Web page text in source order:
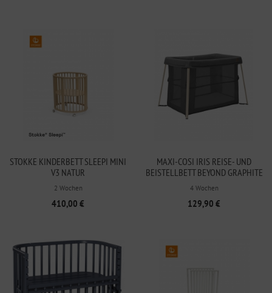
STOKKE KINDERBETT SLEEPI MINI
V3 NATUR
2 Wochen
410,00 €
MAXI-COSI IRIS REISE- UND
BEISTELLBETT BEYOND GRAPHITE
ECO
4 Wochen
129,90 €